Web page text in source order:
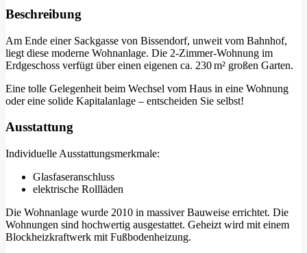
Beschreibung
Am Ende einer Sackgasse von Bissendorf, unweit vom Bahnhof,
liegt diese moderne Wohnanlage. Die 2-Zimmer-Wohnung im
Erdgeschoss verfügt über einen eigenen ca. 230 m² großen Garten.
Eine tolle Gelegenheit beim Wechsel vom Haus in eine Wohnung
oder eine solide Kapitalanlage – entscheiden Sie selbst!
Ausstattung
Individuelle Ausstattungsmerkmale:
Glasfaseranschluss
elektrische Rollläden
Die Wohnanlage wurde 2010 in massiver Bauweise errichtet. Die
Wohnungen sind hochwertig ausgestattet. Geheizt wird mit einem
Blockheizkraftwerk mit Fußbodenheizung.